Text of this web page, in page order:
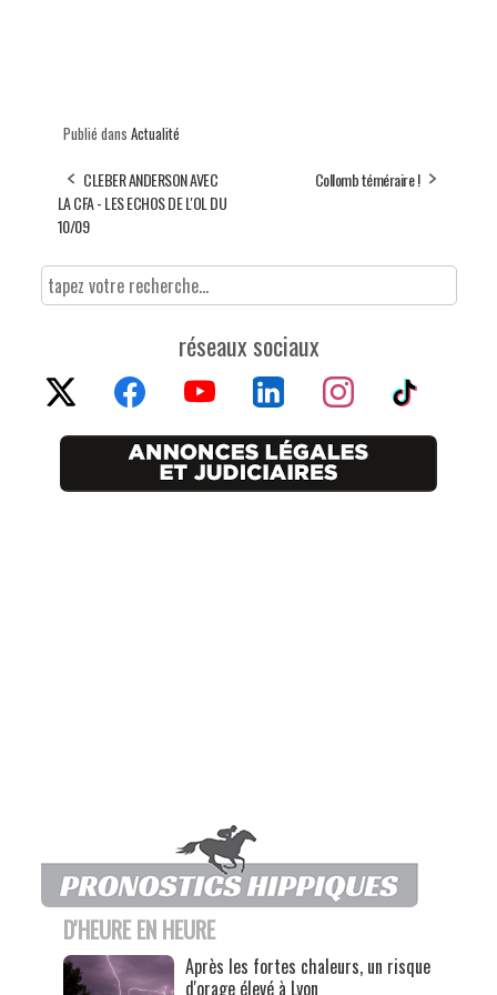
Publié dans Actualité
CLEBER ANDERSON AVEC
LA CFA - LES ECHOS DE L'OL DU
10/09
Collomb téméraire !
réseaux sociaux
D'HEURE EN HEURE
Après les fortes chaleurs, un risque
d'orage élevé à Lyon